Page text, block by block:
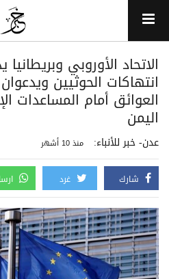
الاتحاد الأوروبي وبريطانيا
انتهاكات الحوثيين ويدعوان
العوائق أمام المساعدات
اليمن
عدن- خبر للأنباء: منذ 10 أشهر
شارك غرد